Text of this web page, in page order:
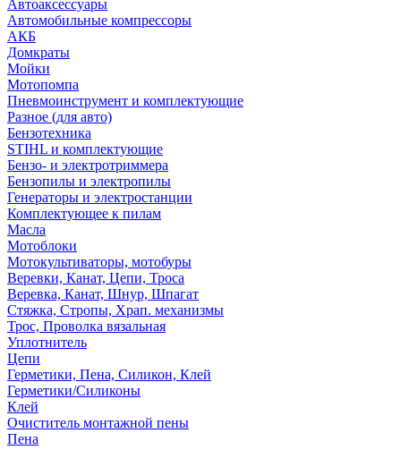
Автоаксессуары
Автомобильные компрессоры
АКБ
Домкраты
Мойки
Мотопомпа
Пневмоинструмент и комплектующие
Разное (для авто)
Бензотехника
STIHL и комплектующие
Бензо- и электротриммера
Бензопилы и электропилы
Генераторы и электростанции
Комплектующее к пилам
Масла
Мотоблоки
Мотокультиваторы, мотобуры
Веревки, Канат, Цепи, Троса
Веревка, Канат, Шнур, Шпагат
Стяжка, Стропы, Храп. механизмы
Трос, Проволка вязальная
Уплотнитель
Цепи
Герметики, Пена, Силикон, Клей
Герметики/Силиконы
Клей
Очиститель монтажной пены
Пена